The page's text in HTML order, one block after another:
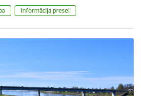
Informācija presei